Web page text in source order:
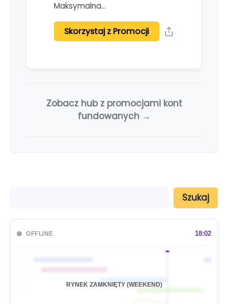
Maksymalna…
Skorzystaj z Promocji
Zobacz hub z promocjami kont
fundowanych →
Szukaj
OFFLINE 18:02
RYNEK ZAMKNIĘTY (WEEKEND)